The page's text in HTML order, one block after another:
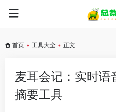
首页 • 工具大全 • 正文
麦耳会记：实时语
摘要工具